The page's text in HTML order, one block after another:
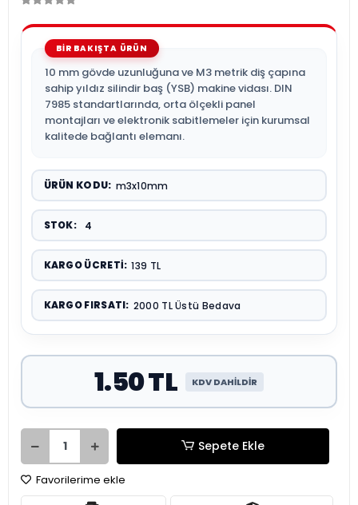
10 mm gövde uzunluğuna ve M3 metrik diş çapına
sahip yıldız silindir baş (YSB) makine vidası. DIN
7985 standartlarında, orta ölçekli panel
montajları ve elektronik sabitlemeler için kurumsal
kalitede bağlantı elemanı.
ÜRÜN KODU: m3x10mm
STOK: 4
KARGO ÜCRETI: 139 TL
KARGO FIRSATI: 2000 TL Üstü Bedava
1.50 TL KDV DAHİLDİR
Sepete Ekle
Favorilerime ekle